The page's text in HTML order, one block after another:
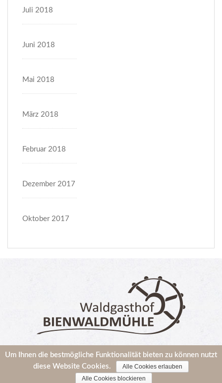
Juli 2018
Juni 2018
Mai 2018
März 2018
Februar 2018
Dezember 2017
Oktober 2017
© 2022 Waldgasthof Bienwaldmühle |Impressum|
Datenschutzerklärung
Um Ihnen die bestmögliche Funktionalität bieten zu können nutzt
diese Website Cookies.
Alle Cookies erlauben
Alle Cookies blockieren